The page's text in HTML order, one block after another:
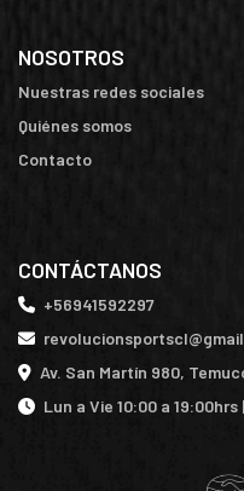
NOSOTROS
Nuestras redes sociales
Quiénes somos
Contacto
CONTÁCTANOS
+56941592297
Av. San Martín 980,
Lun a Vie 10:00 a